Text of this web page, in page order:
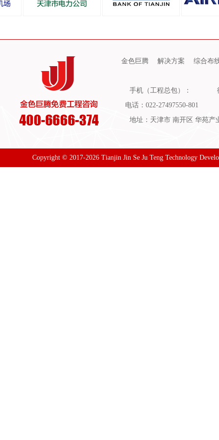
金色巨腾 解决方案 综合布
手机（工程总包）：
电话：022-27497550-801
地址：天津市 南开区 华苑产
Copyright © 2017-2026 Tianjin Jin Se Ju Teng Technology